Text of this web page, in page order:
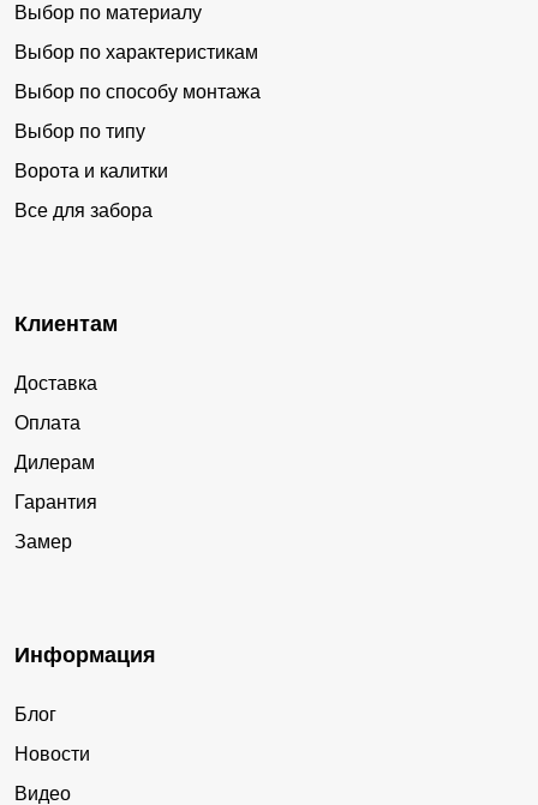
Выбор по материалу
Выбор по характеристикам
Выбор по способу монтажа
Выбор по типу
Ворота и калитки
Все для забора
Клиентам
Доставка
Оплата
Дилерам
Гарантия
Замер
Информация
Блог
Новости
Видео